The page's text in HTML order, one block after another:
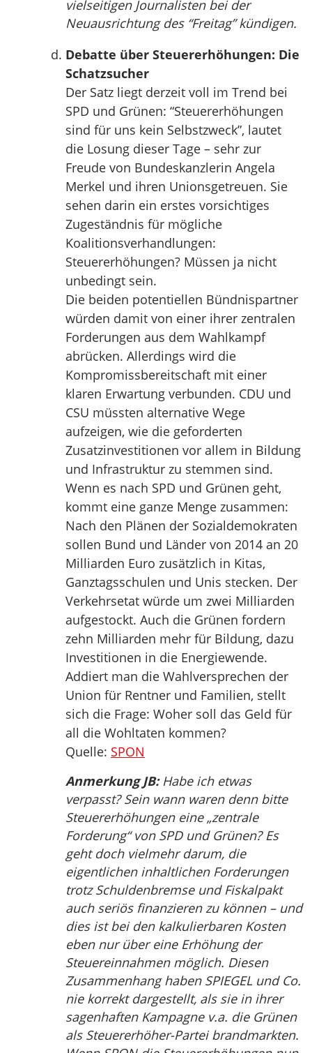
vielseitigen Journalisten bei der
Neuausrichtung des “Freitag” kündigen.
Debatte über Steuererhöhungen: Die
Schatzsucher
Der Satz liegt derzeit voll im Trend bei
SPD und Grünen: “Steuererhöhungen
sind für uns kein Selbstzweck”, lautet
die Losung dieser Tage – sehr zur
Freude von Bundeskanzlerin Angela
Merkel und ihren Unionsgetreuen. Sie
sehen darin ein erstes vorsichtiges
Zugeständnis für mögliche
Koalitionsverhandlungen:
Steuererhöhungen? Müssen ja nicht
unbedingt sein.
Die beiden potentiellen Bündnispartner
würden damit von einer ihrer zentralen
Forderungen aus dem Wahlkampf
abrücken. Allerdings wird die
Kompromissbereitschaft mit einer
klaren Erwartung verbunden. CDU und
CSU müssten alternative Wege
aufzeigen, wie die geforderten
Zusatzinvestitionen vor allem in Bildung
und Infrastruktur zu stemmen sind.
Wenn es nach SPD und Grünen geht,
kommt eine ganze Menge zusammen:
Nach den Plänen der Sozialdemokraten
sollen Bund und Länder von 2014 an 20
Milliarden Euro zusätzlich in Kitas,
Ganztagsschulen und Unis stecken. Der
Verkehrsetat würde um zwei Milliarden
aufgestockt. Auch die Grünen fordern
zehn Milliarden mehr für Bildung, dazu
Investitionen in die Energiewende.
Addiert man die Wahlversprechen der
Union für Rentner und Familien, stellt
sich die Frage: Woher soll das Geld für
all die Wohltaten kommen?
Quelle: SPON
Anmerkung JB:Habe ich etwas
verpasst? Sein wann waren denn bitte
Steuererhöhungen eine „zentrale
Forderung“ von SPD und Grünen? Es
geht doch vielmehr darum, die
eigentlichen inhaltlichen Forderungen
trotz Schuldenbremse und Fiskalpakt
auch seriös finanzieren zu können – und
dies ist bei den kalkulierbaren Kosten
eben nur über eine Erhöhung der
Steuereinnahmen möglich. Diesen
Zusammenhang haben SPIEGEL und Co.
nie korrekt dargestellt, als sie in ihrer
sagenhaften Kampagne v.a. die Grünen
als Steuererhöher-Partei brandmarkten.